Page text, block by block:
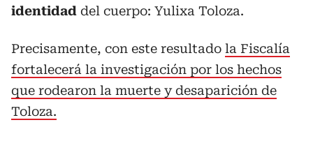
identidad del cuerpo: Yulixa Toloza.
Precisamente, con este resultado la Fiscalía
fortalecerá la investigación por los hechos
que rodearon la muerte y desaparición de
Toloza.